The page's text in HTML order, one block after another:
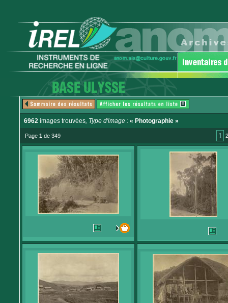
6962 images trouvées, Type d'image : « Photographie »
Page 1 de 349 1 2